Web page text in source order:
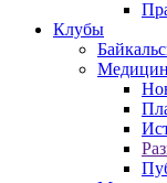
Клубы